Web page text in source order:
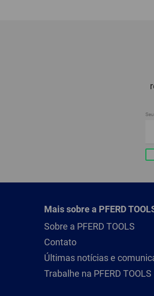
Mais sobre a PFERD
Sobre a PFERD TOOLS
Contato
Últimas notícias e
Trabalhe na PFERD TOOLS